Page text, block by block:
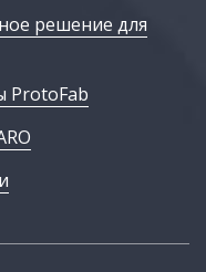
решение для
ProtoFab